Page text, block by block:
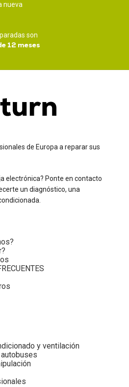
nueva
son
12 meses
de Europa a reparar sus
electrónica? Ponte en contacto
un diagnóstico, una
y ventilación